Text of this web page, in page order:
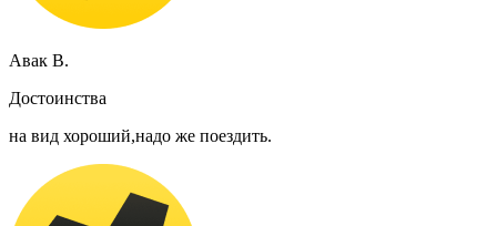
Авак В.
Достоинства
на вид хороший,надо же поездить.